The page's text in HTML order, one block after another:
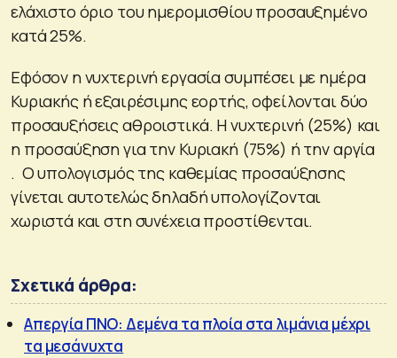
ελάχιστο όριο του ημερομισθίου προσαυξημένο
κατά 25%.
Εφόσον η νυχτερινή εργασία συμπέσει με ημέρα
Κυριακής ή εξαιρέσιμης εορτής, οφείλονται δύο
προσαυξήσεις αθροιστικά. Η νυχτερινή (25%) και
η προσαύξηση για την Κυριακή (75%) ή την αργία
. Ο υπολογισμός της καθεμίας προσαύξησης
γίνεται αυτοτελώς δηλαδή υπολογίζονται
χωριστά και στη συνέχεια προστίθενται.
Σχετικά άρθρα:
Απεργία ΠΝΟ: Δεμένα τα πλοία στα λιμάνια μέχρι
τα μεσάνυχτα